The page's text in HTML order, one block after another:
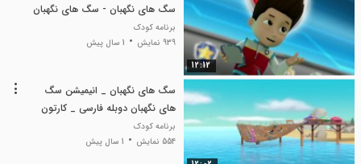
12:12
سگ های نگهبان - سگ های نگهبان
دوبله فارسی
برنامه کودک
939 نمایش
1 سال پیش
سگ های نگهبان _ انیمیشن سگ
های نگهبان دوبله فارسی _ کارتون
سگ های نگهبان
برنامه کودک
554 نمایش
1 سال پیش